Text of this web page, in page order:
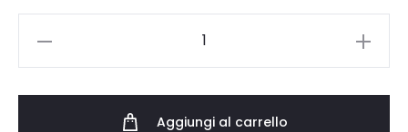
Aggiungi al carrello